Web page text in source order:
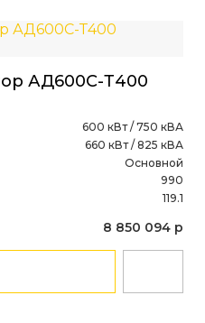
АД600С-Т400
600 кВт / 750 кВА
660 кВт / 825 кВА
Основной
990
119.1
8 850 094 р